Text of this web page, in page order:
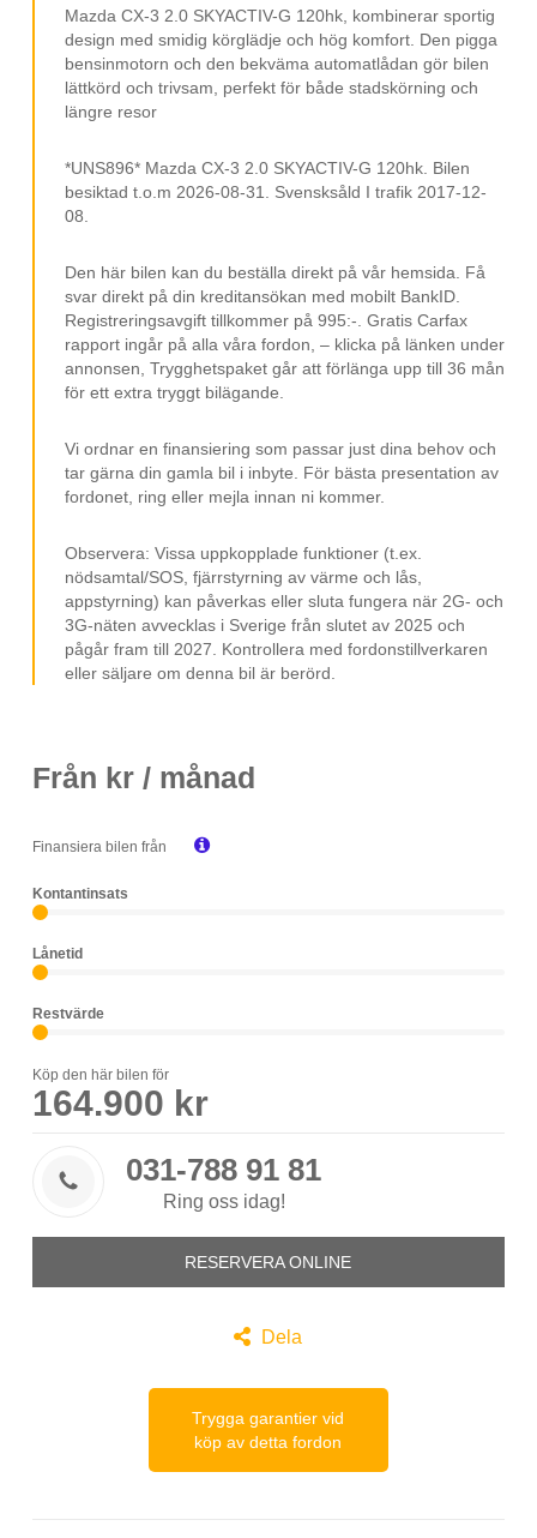
Körlägen
Touch Display
Hastighetsvarning
LED Strålkastare
Klädsel (tyg)
16" fälgar
USB-uttag
Bluetooth
Svensksåld
Mazda CX-3 2.0 SKYACTIV-G 120hk, kombinerar sportig
design med smidig körglädje och hög komfort. Den pigga
bensinmotorn och den bekväma automatlådan gör bilen
lättkörd och trivsam, perfekt för både stadskörning och
längre resor
*UNS896* Mazda CX-3 2.0 SKYACTIV-G 120hk. Bilen
besiktad t.o.m 2026-08-31. Svensksåld I trafik 2017-12-
08.
Den här bilen kan du beställa direkt på vår hemsida. Få
svar direkt på din kreditansökan med mobilt BankID.
Registreringsavgift tillkommer på 995:-. Gratis Carfax
rapport ingår på alla våra fordon, – klicka på länken under
annonsen, Trygghetspaket går att förlänga upp till 36 mån
för ett extra tryggt bilägande.
Vi ordnar en finansiering som passar just dina behov och
tar gärna din gamla bil i inbyte. För bästa presentation av
fordonet, ring eller mejla innan ni kommer.
Observera: Vissa uppkopplade funktioner (t.ex.
nödsamtal/SOS, fjärrstyrning av värme och lås,
appstyrning) kan påverkas eller sluta fungera när 2G- och
3G-näten avvecklas i Sverige från slutet av 2025 och
pågår fram till 2027. Kontrollera med fordonstillverkaren
eller säljare om denna bil är berörd.
Från kr / månad
Finansiera bilen från 
Kontantinsats
Lånetid
Restvärde
Köp den här bilen för
164.900 kr
 031-788 91 81
Ring oss idag!
RESERVERA ONLINE
 Dela
Trygga garantier vid
köp av detta fordon